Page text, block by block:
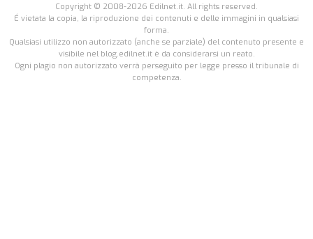
Copyright © 2008-2026 Edilnet.it. All rights reserved.
É vietata la copia, la riproduzione dei contenuti e delle immagini in qualsiasi
forma.
Qualsiasi utilizzo non autorizzato (anche se parziale) del contenuto presente e
visibile nel blog.edilnet.it è da considerarsi un reato.
Ogni plagio non autorizzato verrà perseguito per legge presso il tribunale di
competenza.